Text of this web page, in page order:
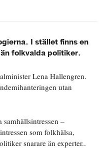
I stället finns en
folkvalda politiker.
Lena Hallengren.
utan
–
som folkhälsa,
snarare än experter..